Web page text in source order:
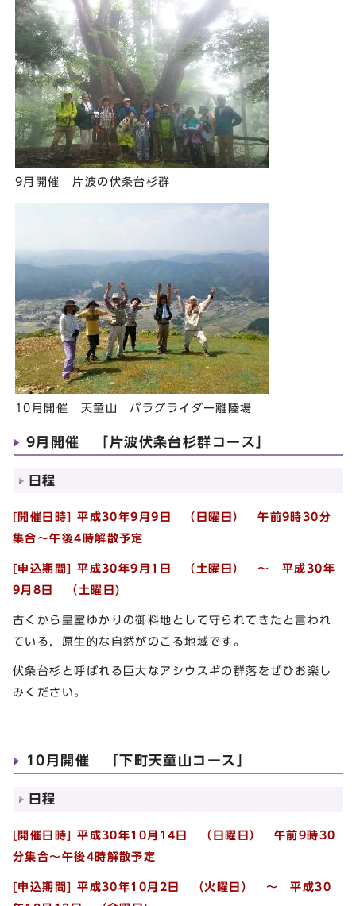
9月開催 片波の伏条台杉群
10月開催 天童山 パラグライダー離陸場
9月開催 「片波伏条台杉群コース」
日程
[開催日時] 平成30年9月9日 （日曜日） 午前9時30分
集合～午後4時解散予定
[申込期間] 平成30年9月1日 （土曜日） ～ 平成30年
9月8日 （土曜日)
古くから皇室ゆかりの御料地として守られてきたと言われ
ている，原生的な自然がのこる地域です。
伏条台杉と呼ばれる巨大なアシウスギの群落をぜひお楽し
みください。
10月開催 「下町天童山コース」
日程
[開催日時] 平成30年10月14日 （日曜日） 午前9時30
分集合～午後4時解散予定
[申込期間] 平成30年10月2日 （火曜日） ～ 平成30